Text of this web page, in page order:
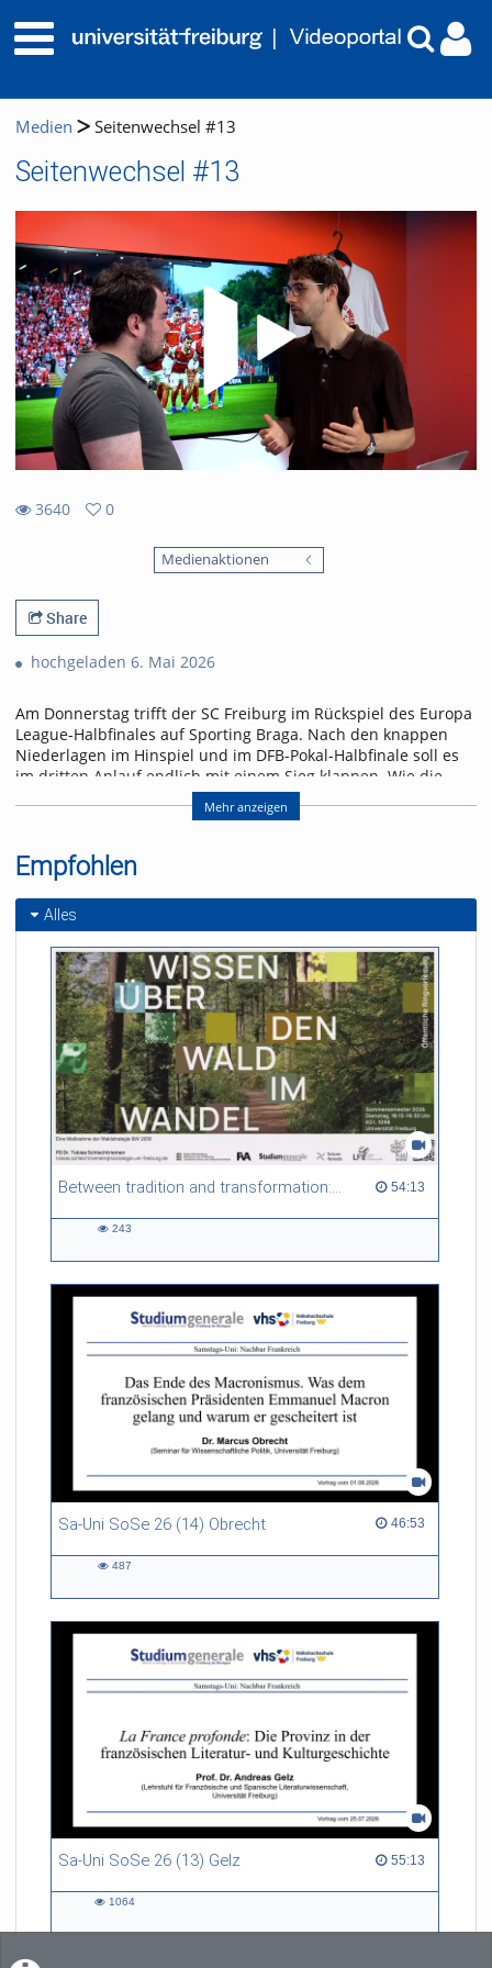
Medien Seitenwechsel #13
Seitenwechsel #13
3640
0
Medienaktionen
Share
hochgeladen 6. Mai 2026
Am Donnerstag trifft der SC Freiburg im Rückspiel des Europa
League-Halbfinales auf Sporting Braga. Nach den knappen
Niederlagen im Hinspiel und im DFB-Pokal-Halbfinale soll es
im dritten Anlauf endlich mit einem Sieg klappen. Wie die
Freiburger den größten Erfolg der Vereinsgeschichte erringen
wollen, erfahrt ihr in der neuen Folge „Seitenwechsel“.
Referent/in:
Andreas Nagel
Mehr anzeigen
Empfohlen
Alles
Between tradition and transformation: how owners, advisers and institutions co-create knowledge for resilient forests in Europe 54:13
54:13 duration
243
Sa-Uni SoSe 26 (14) Obrecht 46:53
46:53 duration
487
Sa-Uni SoSe 26 (13) Gelz 55:13
55:13 duration
1064